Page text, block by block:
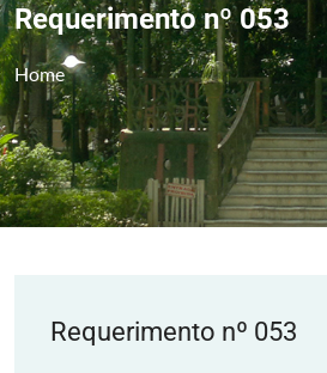
Requerimento nº 053
Home
Requerimento nº 053